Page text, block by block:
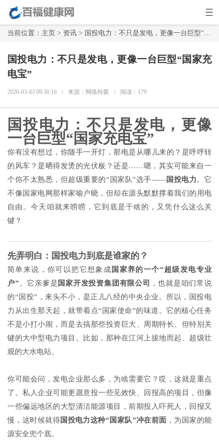
当前位置： 主页 > 资讯 > 国投电力：不只是发电，更像一台巨型“国家充电宝”
国投电力：不只是发电，更像一台巨型“国家充
电宝”
2026-03-03 09:30:16 / 来源：网络转载 / 阅读： 179
国投电力：不只是发电，更像
一台巨型“国家充电宝”
你有没有想过，你随手一开灯，那电是从哪儿来的？是呼呼转
的风车？是晒得发烫的光伏板？还是……嗯，其实可能来自一
个你不太熟悉，但超级重要的“国家队”选手——国投电力。它
不像国家电网那样家喻户晓，但却在源头默默撑着我们的用电
自由。今天咱就来唠唠，它到底是干啥的，又凭什么这么关
键？
先弄明白：国投电力到底是谁家的？
简单来说，你可以把它想象成 国家养的一个“超级发电专业
户” 。它亲爹是 国家开发投资集团有限公司
，也就是咱们常说
的“国投”，来头不小，是正儿八经的中央企业。所以，国投电
力从出生那天起，就带着点“国家使命”的味道。它的核心任务
不是小打小闹，而是去搞那些投资巨大、周期特长、但特别关
键的大中型电力项目。比如，那种在江河上拔地而起、超级壮
观的大水电站。
你可能会问，发电企业那么多，为啥需要它？哎，这就是重点
了。私人企业可能更愿意投一些见效快、回报高的项目，但像
一些偏远地区的大型清洁能源项目，前期投入吓死人，回报又
慢，这时候就得国投电力这种“国家队”冲在前面 ，为国家的能
源安全兜个底。